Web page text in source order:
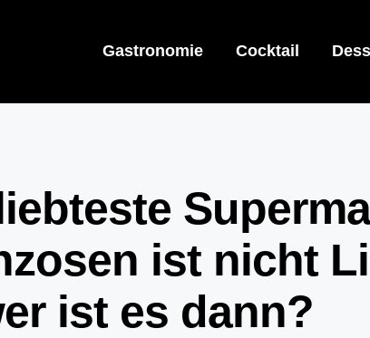
Gastronomie Cocktail
ist nicht
ist es dann?